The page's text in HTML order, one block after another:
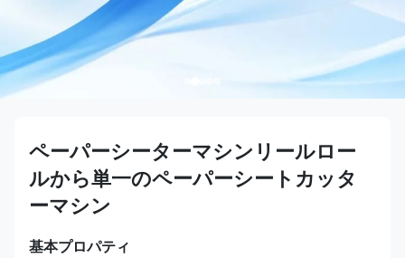
ペーパーシーターマシンリールロー
ルから単一のペーパーシートカッタ
ーマシン
基本プロパティ